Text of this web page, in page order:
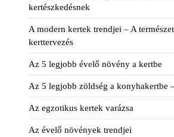
kertészkedésnek
A modern kertek trendjei – A
kerttervezés
Az 5 legjobb évelő növény a kertbe
Az 5 legjobb zöldség a konyhakertbe
Az egzotikus kertek varázsa
Az évelő növények trendjei